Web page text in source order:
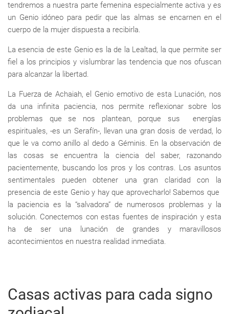
tendremos a nuestra parte femenina especialmente activa y es
un Genio idóneo para pedir que las almas se encarnen en el
cuerpo de la mujer dispuesta a recibirla.
La esencia de este Genio es la de la Lealtad, la que permite ser
fiel a los principios y vislumbrar las tendencia que nos ofuscan
para alcanzar la libertad.
La Fuerza de Achaiah, el Genio emotivo de esta Lunación, nos
da una infinita paciencia, nos permite reflexionar sobre los
problemas que se nos plantean, porque sus energías
espirituales, -es un Serafín-, llevan una gran dosis de verdad, lo
que le va como anillo al dedo a Géminis. En la observación de
las cosas se encuentra la ciencia del saber, razonando
pacientemente, buscando los pros y los contras. Los asuntos
sentimentales pueden obtener una gran claridad con la
presencia de este Genio y hay que aprovecharlo! Sabemos que
la paciencia es la “salvadora” de numerosos problemas y la
solución. Conectemos con estas fuentes de inspiración y esta
ha de ser una lunación de grandes y maravillosos
acontecimientos en nuestra realidad inmediata.
Casas activas para cada signo